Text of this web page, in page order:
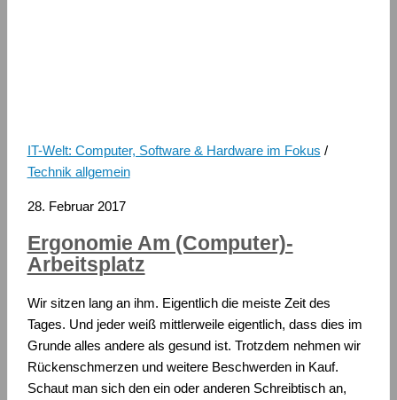
IT-Welt: Computer, Software & Hardware im Fokus /
Technik allgemein
28. Februar 2017
Ergonomie Am (Computer)-
Arbeitsplatz
Wir sitzen lang an ihm. Eigentlich die meiste Zeit des
Tages. Und jeder weiß mittlerweile eigentlich, dass dies im
Grunde alles andere als gesund ist. Trotzdem nehmen wir
Rückenschmerzen und weitere Beschwerden in Kauf.
Schaut man sich den ein oder anderen Schreibtisch an,